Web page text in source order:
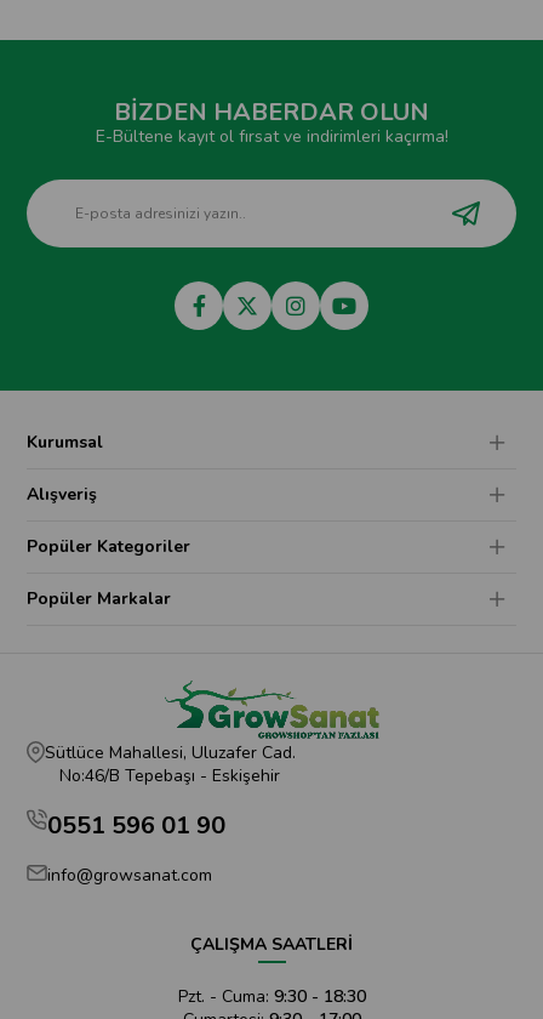
BİZDEN HABERDAR OLUN
E-Bültene kayıt ol fırsat ve indirimleri kaçırma!
Kurumsal
Alışveriş
Popüler Kategoriler
Popüler Markalar
Sütlüce Mahallesi, Uluzafer Cad.
No:46/B Tepebaşı - Eskişehir
0551 596 01 90
info@growsanat.com
ÇALIŞMA SAATLERİ
Pzt. - Cuma: 9:30 - 18:30